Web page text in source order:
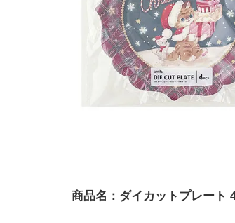
商品名：ダイカットプレート